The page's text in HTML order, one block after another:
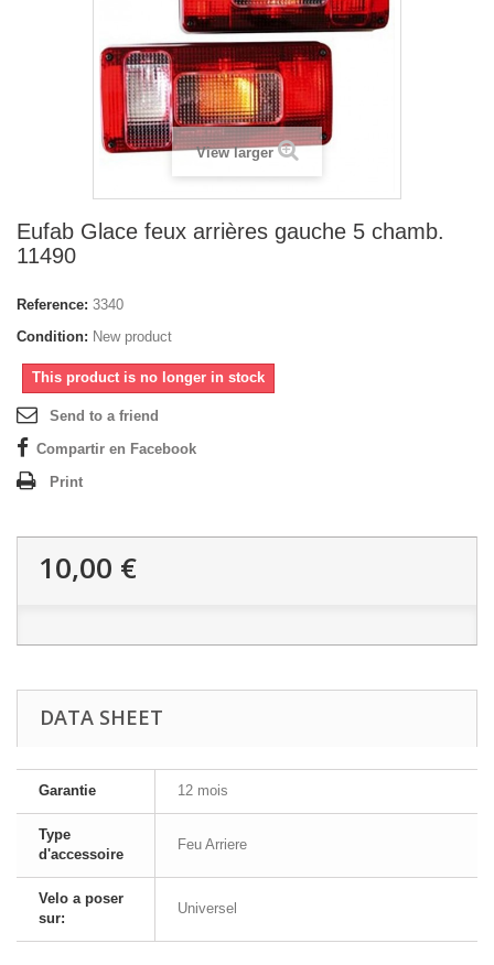
View larger
Eufab Glace feux arrières gauche 5 chamb.
11490
Reference: 3340
Condition: New product
This product is no longer in stock
Send to a friend
Compartir en Facebook
Print
10,00 €
DATA SHEET
Garantie 12 mois
Type
d'accessoire
Feu Arriere
Velo a poser
sur:
Universel